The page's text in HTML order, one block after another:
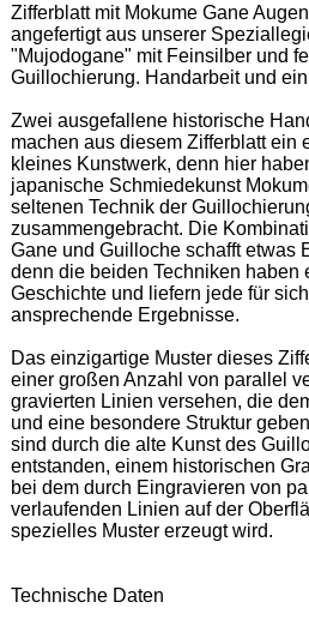
Zifferblatt mit Mokume Gane
angefertigt aus unserer
"Mujodogane" mit Feinsilber und
Guillochierung. Handarbeit und
Zwei ausgefallene historische
machen aus diesem Zifferblatt ein
kleines Kunstwerk, denn hier
japanische Schmiedekunst
seltenen Technik der
zusammengebracht. Die
Gane und Guilloche schafft etwas
denn die beiden Techniken haben
Geschichte und liefern jede für
ansprechende Ergebnisse.
Das einzigartige Muster dieses
einer großen Anzahl von parallel
gravierten Linien versehen, die
und eine besondere Struktur
sind durch die alte Kunst des
entstanden, einem historischen
bei dem durch Eingravieren von
verlaufenden Linien auf der
spezielles Muster erzeugt wird.
Technische Daten